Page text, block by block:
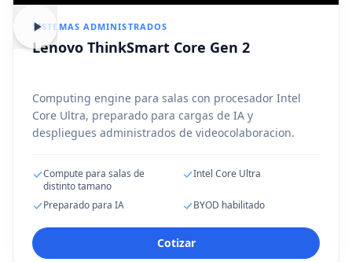
SISTEMAS ADMINISTRADOS
Lenovo ThinkSmart Core Gen 2
Computing engine para salas con procesador Intel
Core Ultra, preparado para cargas de IA y
despliegues administrados de videocolaboracion.
Compute para salas de
distinto tamano
Intel Core Ultra
Preparado para IA BYOD habilitado
Cotizar